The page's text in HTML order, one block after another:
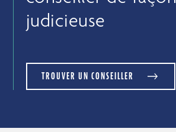
judicieuse
TROUVER UN CONSEILLER